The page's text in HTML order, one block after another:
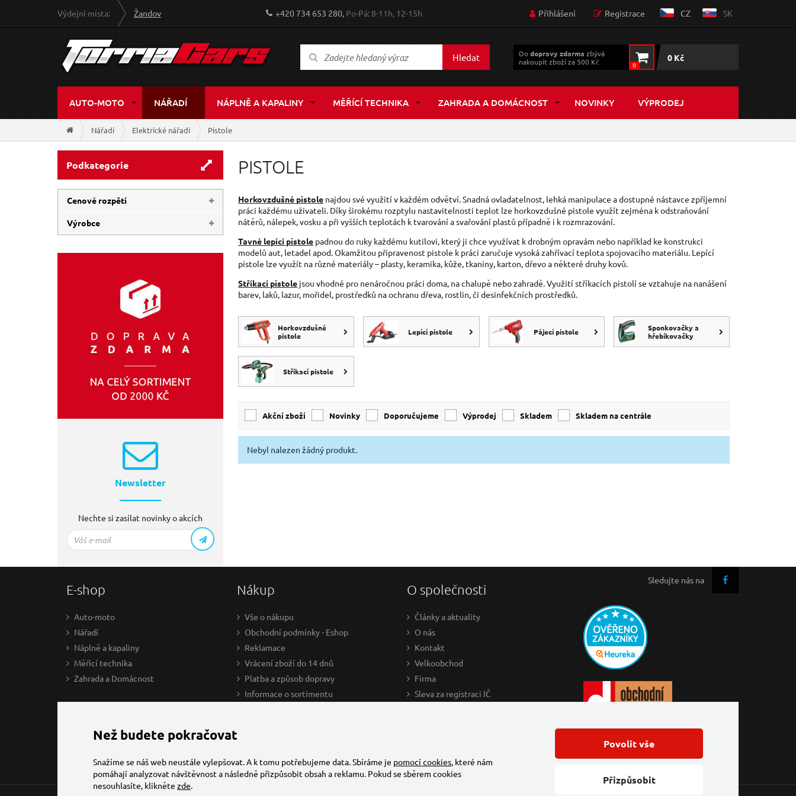
Výdejní místa: Žandov +420 734 653 280,Po-Pá: 8-11h, 12-15h Přihlášení Registrace CZ SK
Hledat Dodopravy zdarma zbývá
nakoupit zboží za 500 Kč
0
0 Kč
AUTO-MOTO NÁŘADÍ NÁPLNĚ A KAPALINY MĚŘÍCÍ TECHNIKA ZAHRADA A DOMÁCNOST NOVINKY VÝPRODEJ
Nářadí Elektrické nářadí Pistole
Podkategorie
Cenové rozpětí
120 Kč 1 079 Kč
Výrobce
EXTOL-PREMIUM(3)
(2)
EXTOL-INDUSTRIAL (1)
Newsletter
Nechte si zasílat novinky o akcích
PISTOLE
Horkovzdušné pistole najdou své využití v každém odvětví. Snadná ovladatelnost, lehká manipulace a dostupné nástavce zpříjemní
práci každému uživateli. Díky širokému rozptylu nastavitelnosti teplot lze horkovzdušné pistole využít zejména k odstraňování
nátěrů, nálepek, vosku a při vyšších teplotách k tvarování a svařování plastů případně i k rozmrazování.
Tavné lepící pistole padnou do ruky každému kutilovi, který ji chce využívat k drobným opravám nebo například ke konstrukci
modelů aut, letadel apod. Okamžitou připravenost pistole k práci zaručuje vysoká zahřívací teplota spojovacího materiálu. Lepící
pistole lze využít na různé materiály – plasty, keramika, kůže, tkaniny, karton, dřevo a některé druhy kovů.
Stříkací pistole jsou vhodné pro nenáročnou práci doma, na chalupě nebo zahradě. Využití stříkacích pistolí se vztahuje na nanášení
barev, laků, lazur, mořidel, prostředků na ochranu dřeva, rostlin, či desinfekčních prostředků.
Horkovzdušné
pistole
Lepící pistole Pájecí pistole
Sponkovačky a
hřebíkovačky
Stříkací pistole
Akční zboží Novinky Doporučujeme Výprodej skladem skladem na centrále
Nebyl nalezen žádný produkt.
Sledujte nás na
E-shop
Auto-moto
Nářadí
Náplně a kapaliny
Měřící technika
Zahrada a Domácnost
Nákup
Vše o nákupu
Obchodní podmínky - Eshop
Reklamace
Vrácení zboží do 14 dnů
Platba a způsob dopravy
Informace o sortimentu
O společnosti
Články a aktuality
O nás
Kontakt
Velkoobchod
Firma
Sleva za registraci IČ
Než budete pokračovat
Snažíme se náš web neustále vylepšovat. A k tomu potřebujeme data. Sbíráme je pomocí cookies, které nám
pomáhají analyzovat návštěvnost a následně přizpůsobit obsah a reklamu. Pokud se sběrem cookies
nesouhlasíte, klikněte zde. Přizpůsobit
Povolit vše